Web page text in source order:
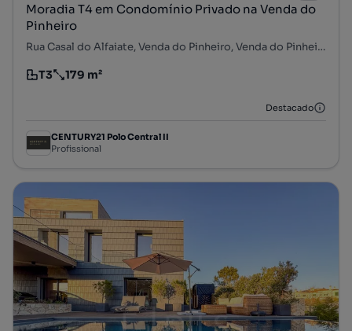
Moradia T4 em Condomínio Privado na Venda do
Pinheiro
Rua Casal do Alfaiate, Venda do Pinheiro, Venda do Pinheiro e Santo Estêvão das Galés, Mafra, Lisboa
Tipologia
T3
Preço por metro quadrado
179 m²
Destacado
CENTURY21 Polo Central II
Profissional